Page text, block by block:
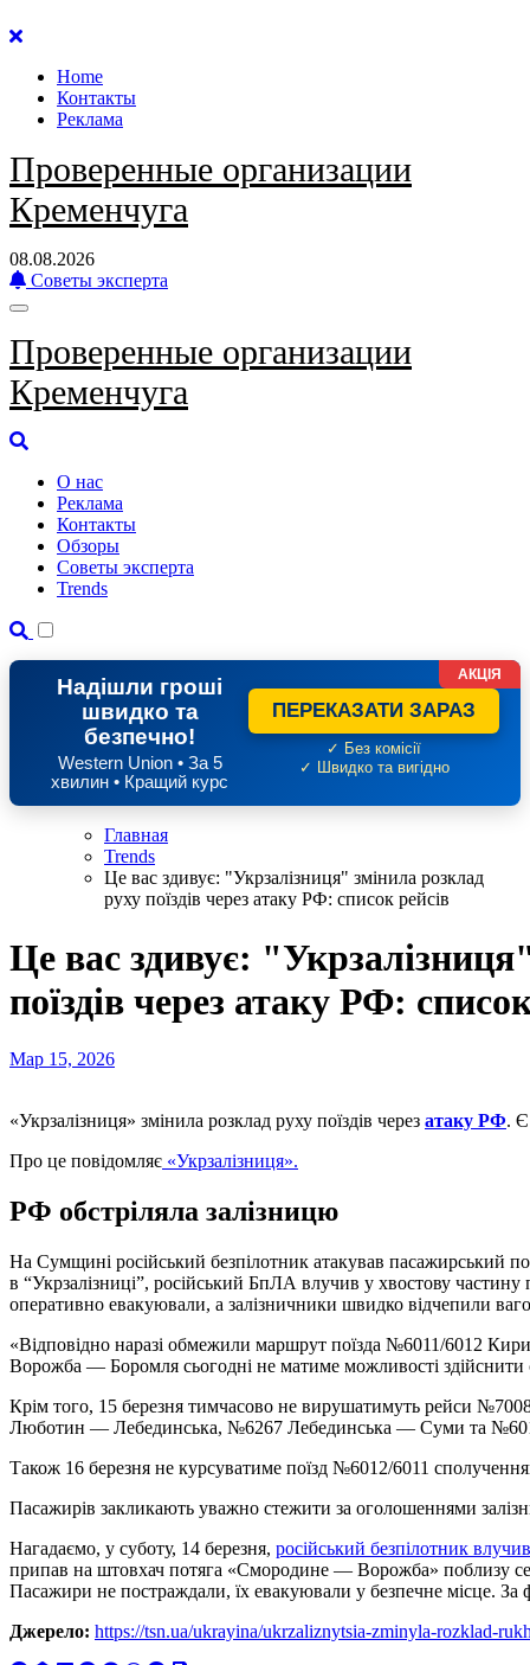
Перейти
содержанию
Home
Контакты
Реклама
Проверенные организации
Кременчуга
08.08.2026
Советы эксперта
Проверенные организации
Кременчуга
О нас
Реклама
Контакты
Обзоры
Советы эксперта
Trends
Надішли гроші
швидко та
безпечно!
Western Union • За 5
хвилин • Кращий курс
ПЕРЕКАЗАТИ ЗАРАЗ
✓ Без комісії
✓ Швидко та вигідно
АКЦІЯ
Главная
Trends
Це вас здивує: "Укрзалізниця" змінила розклад
руху поїздів через атаку РФ: список рейсів
Це вас здивує:
поїздів через атаку РФ:
Мар 15, 2026
«Укрзалізниця» змінила розклад руху поїздів через атаку РФ. Є
Про це повідомляє «Укрзалізниця».
РФ обстріляла залізницю
На Сумщині російський безпілотник атакував пасажирський
в “Укрзалізниці”, російський БпЛА влучив у хвостову
оперативно евакуювали, а залізничники швидко відчепили
«Відповідно наразі обмежили маршрут поїзда №6011/6012
Ворожба — Боромля сьогодні не матиме можливості здійснити
Крім того, 15 березня тимчасово не вирушатимуть рейси
Люботин — Лебединська, №6267 Лебединська — Суми та
Також 16 березня не курсуватиме поїзд №6012/6011
Пасажирів закликають уважно стежити за оголошеннями
Нагадаємо, у суботу, 14 березня, російський безпілотник
припав на штовхач потяга «Смородине — Ворожба» поблизу
Пасажири не постраждали, їх евакуювали у безпечне місце. За
Джерело: https://tsn.ua/ukrayina/ukrzaliznytsia-zminyla-rozklad-